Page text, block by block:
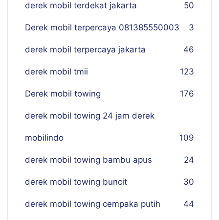
derek mobil terdekat jakarta 50
Derek mobil terpercaya 081385550003 3
derek mobil terpercaya jakarta 46
derek mobil tmii 123
Derek mobil towing 176
derek mobil towing 24 jam derek
mobilindo 109
derek mobil towing bambu apus 24
derek mobil towing buncit 30
derek mobil towing cempaka putih 44